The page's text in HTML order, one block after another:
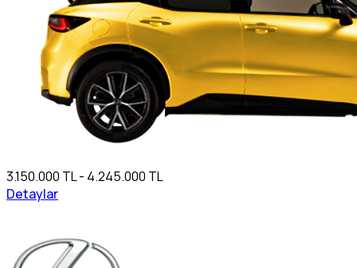
3.150.000 TL - 4.245.000 TL
Detaylar